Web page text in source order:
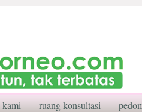
kami ruang konsultasi